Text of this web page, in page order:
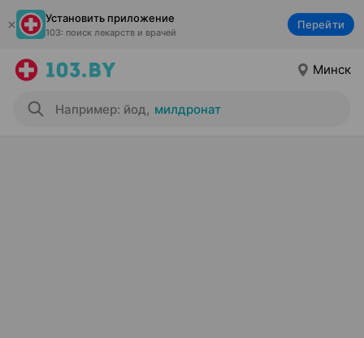
Установить приложение
103: поиск лекарств и врачей
Перейти
Минск
Например: йод, милдронат